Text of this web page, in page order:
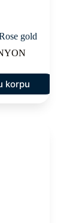
gold
korpu